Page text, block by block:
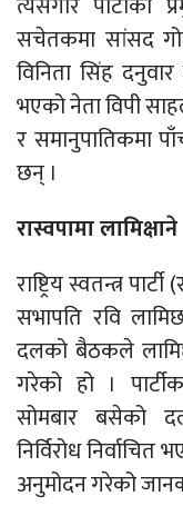
सचेतकमा सांसद
विनिता सिंह
भएको नेता विपी
र समानुपातिकमा
छन् ।
रास्वपामा लामिक्षाने
राष्ट्रिय स्वतन्त्र
सभापति रवि
दलको बैठकले
गरेको हो ।
सोमबार बसेको
निर्विरोध
अनुमोदन गरेको